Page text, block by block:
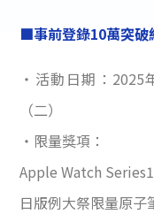
■事前登錄10萬突
・活動日期：
（二）
・限量獎項：
Apple Watch
日版例大祭限量原